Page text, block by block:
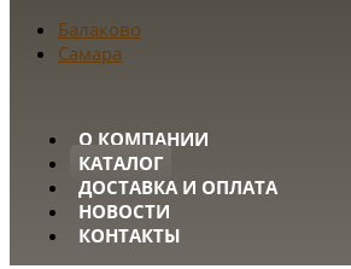
Балаково
Самара
О КОМПАНИИ
КАТАЛОГ
ДОСТАВКА И ОПЛАТА
НОВОСТИ
КОНТАКТЫ